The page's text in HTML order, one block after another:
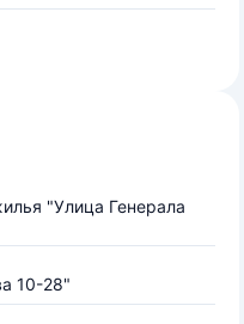
"Улица Генерала
10-28"